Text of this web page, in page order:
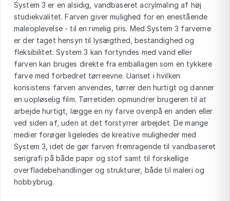
System 3 er en alsidig, vandbaseret acrylmaling af høj
studiekvalitet. Farven giver mulighed for en enestående
maleoplevelse - til en rimelig pris. Med System 3 farverne
er der taget hensyn til lysægthed, bestandighed og
fleksibilitet. System 3 kan fortyndes med vand eller
farven kan bruges direkte fra emballagen som en tykkere
farve med forbedret tørreevne. Uanset i hvilken
konsistens farven anvendes, tørrer den hurtigt og danner
en uopløselig film. Tørretiden opmundrer brugeren til at
arbejde hurtigt, lægge en ny farve ovenpå en anden eller
ved siden af, uden at det forstyrrer arbejdet. De mange
medier forøger ligeledes de kreative muligheder med
System 3, idet de gør farven fremragende til vandbaseret
serigrafi på både papir og stof samt til forskellige
overfladebehandlinger og strukturer, både til maleri og
hobbybrug.